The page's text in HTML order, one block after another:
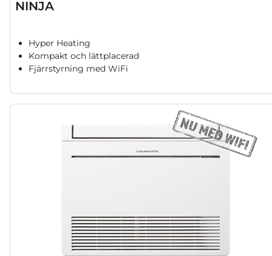
NINJA
Hyper Heating
Kompakt och lättplacerad
Fjärrstyrning med WiFi